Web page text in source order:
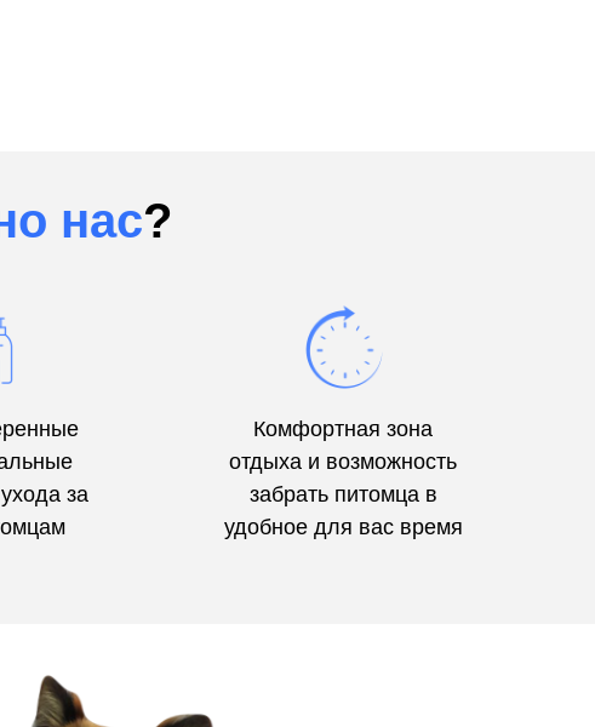
нас?
за
Комфортная зона
отдыха и возможность
забрать питомца в
удобное для вас время